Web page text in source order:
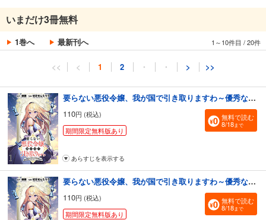
いまだけ3冊無料
1巻へ 最新刊へ 1～10件目 /20件
<< < 1 2 ・ ・ > >>
要らない悪役令嬢、我が国で引き取りますわ～優秀なご令嬢方を追放だなんて愚かな真似、国を滅ぼしましてよ？～ 【連載版】１
110円 (税込)
期間限定無料版あり
無料で読む
8/18まで
あらすじを表示する
要らない悪役令嬢、我が国で引き取りますわ～優秀なご令嬢方を追放だなんて愚かな真似、国を滅ぼしましてよ？～ 【連載版】２
110円 (税込)
期間限定無料版あり
無料で読む
8/18まで